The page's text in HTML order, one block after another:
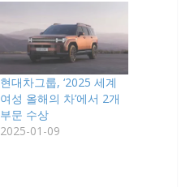
현대차그룹, ‘2025 세계
여성 올해의 차’에서 2개
부문 수상
2025-01-09